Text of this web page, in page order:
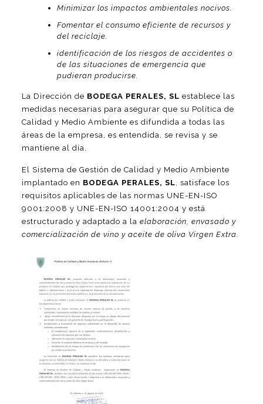
Minimizar los impactos ambientales nocivos.
Fomentar el consumo eficiente de recursos y
del reciclaje.
identificación de los riesgos de accidentes o
de las situaciones de emergencia que
pudieran producirse.
La Dirección de BODEGA PERALES, SL establece las
medidas necesarias para asegurar que su Política de
Calidad y Medio Ambiente es difundida a todas las
áreas de la empresa, es entendida, se revisa y se
mantiene al día.
El Sistema de Gestión de Calidad y Medio Ambiente
implantado en BODEGA PERALES, SL, satisface los
requisitos aplicables de las normas UNE-EN-ISO
9001:2008 y UNE-EN-ISO 14001:2004 y está
estructurado y adaptado a la elaboración, envasado y
comercialización de vino y aceite de oliva Virgen Extra.